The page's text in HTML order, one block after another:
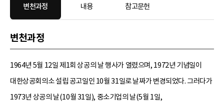
변천과정 내용 참고문헌
변천과정
1964년 5월 12일 제1회 상공의 날 행사가 열렸으며, 1972년 기념일이
대한상공회의소 설립 공고일인 10월 31일로 날짜가 변경되었다. 그러다가
1973년 상공의 날(10월 31일), 중소기업의 날(5월 1일,